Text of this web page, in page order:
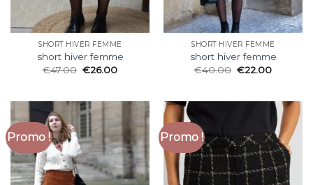
SHORT HIVER FEMME
short hiver femme
€47.00 €26.00
SHORT HIVER FEMME
short hiver femme
€40.00 €22.00
Promo ! Promo !